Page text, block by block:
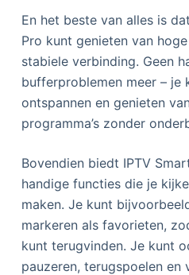
En het beste van alles is
Pro kunt genieten van
stabiele verbinding. Geen
bufferproblemen meer – je
ontspannen en genieten
programma’s zonder
Bovendien biedt IPTV
handige functies die je
maken. Je kunt
markeren als favorieten,
kunt terugvinden. Je kunt
pauzeren, terugspoelen